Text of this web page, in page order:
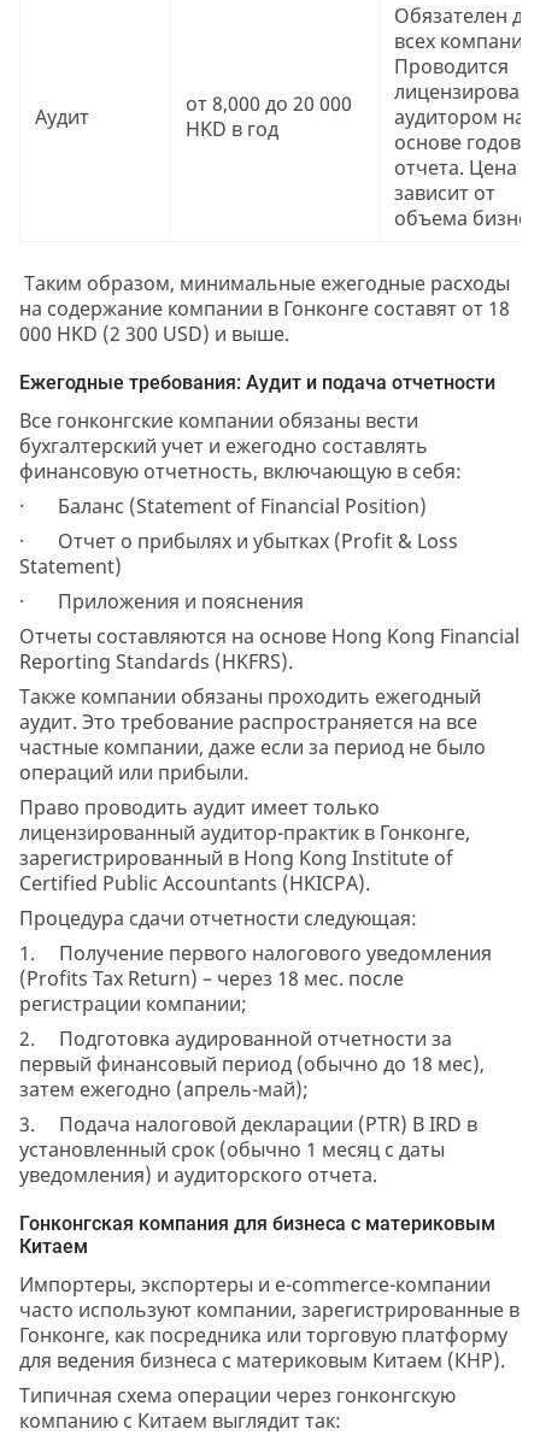
Аудит
от 8,000 до 20 000
HKD в год
Обязателен
всех компаний.
Проводится
аудитором на
основе
отчета. Цена
зависит от
объема
Таким образом, минимальные ежегодные расходы
на содержание компании в Гонконге составят от 18
000 HKD (2 300 USD) и выше.
Ежегодные требования: Аудит и подача отчетности
Все гонконгские компании обязаны вести
бухгалтерский учет и ежегодно составлять
финансовую отчетность, включающую в себя:
· Баланс (Statement of Financial Position)
· Отчет о прибылях и убытках (Profit & Loss
Statement)
· Приложения и пояснения
Отчеты составляются на основе Hong Kong Financial
Reporting Standards (HKFRS).
Также компании обязаны проходить ежегодный
аудит. Это требование распространяется на все
частные компании, даже если за период не было
операций или прибыли.
Право проводить аудит имеет только
лицензированный аудитор-практик в Гонконге,
зарегистрированный в Hong Kong Institute of
Certified Public Accountants (HKICPA).
Процедура сдачи отчетности следующая:
1. Получение первого налогового уведомления
(Profits Tax Return) – через 18 мес. после
регистрации компании;
2. Подготовка аудированной отчетности за
первый финансовый период (обычно до 18 мес),
затем ежегодно (апрель-май);
3. Подача налоговой декларации (PTR) В IRD в
установленный срок (обычно 1 месяц с даты
уведомления) и аудиторского отчета.
Гонконгская компания для бизнеса с материковым
Китаем
Импортеры, экспортеры и e-commerce-компании
часто используют компании, зарегистрированные в
Гонконге, как посредника или торговую платформу
для ведения бизнеса с материковым Китаем (КНР).
Типичная схема операции через гонконгскую
компанию с Китаем выглядит так: